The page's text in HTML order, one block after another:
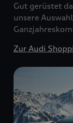
Gut gerüstet
unsere
Zur Audi